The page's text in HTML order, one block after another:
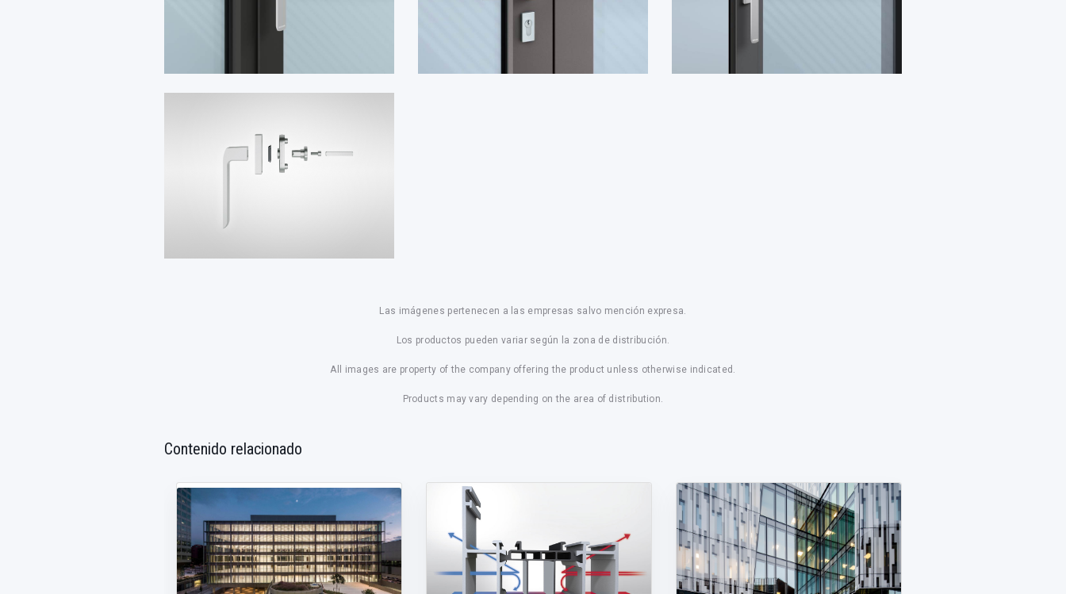
Las imágenes pertenecen a las empresas salvo mención expresa.
Los productos pueden variar según la zona de distribución.
All images are property of the company offering the product unless otherwise indicated.
Products may vary depending on the area of distribution.
Contenido relacionado